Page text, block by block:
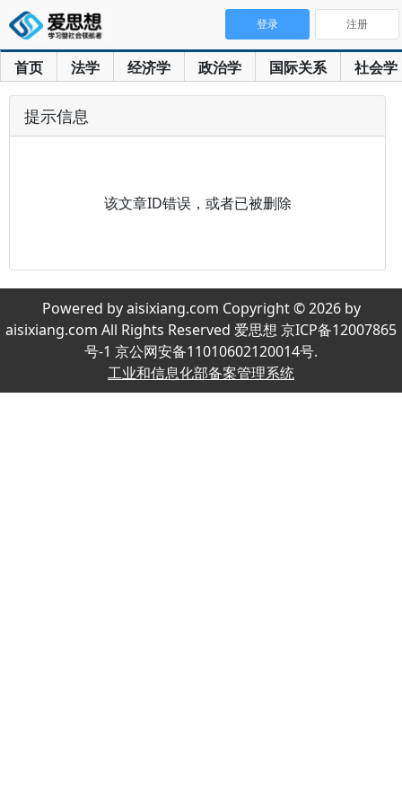
首页 法学 经济学 政治学 国际关系 社会学
登录 注册
提示信息
该文章ID错误，或者已被删除
Powered by aisixiang.com Copyright © 2026 by
aisixiang.com All Rights Reserved 爱思想 京ICP备12007865
号-1 京公网安备11010602120014号.
工业和信息化部备案管理系统